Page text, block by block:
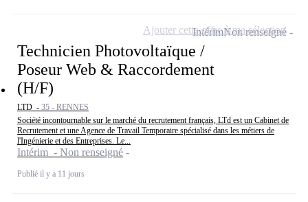
Technicien Photovoltaïque /
Poseur Web & Raccordement
(H/F)
LTD - 35 - RENNES
Société incontournable sur le marché du recrutement français, LTd est un Cabinet de
Recrutement et une Agence de Travail Temporaire spécialisé dans les métiers de
l'Ingénierie et des Entreprises. Le...
Intérim - Non renseigné
Publié il y a 11 jours
IntérimNon renseigné
Ajouter cette offre à ma sélection